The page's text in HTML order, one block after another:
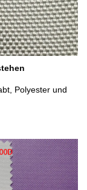
Polyester und